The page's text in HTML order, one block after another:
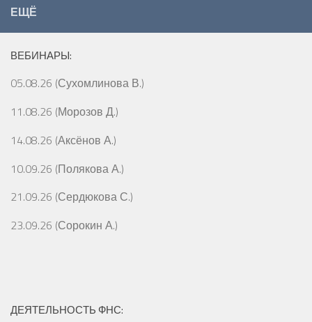
ЕЩЁ
ВЕБИНАРЫ:
05.08.26 (Сухомлинова В.)
11.08.26 (Морозов Д.)
14.08.26 (Аксёнов А.)
10.09.26 (Полякова А.)
21.09.26 (Сердюкова С.)
23.09.26 (Сорокин А.)
ДЕЯТЕЛЬНОСТЬ ФНС: